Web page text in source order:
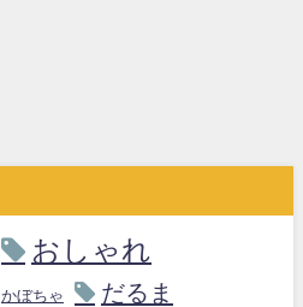
おしゃれ
かぼちゃ だるま